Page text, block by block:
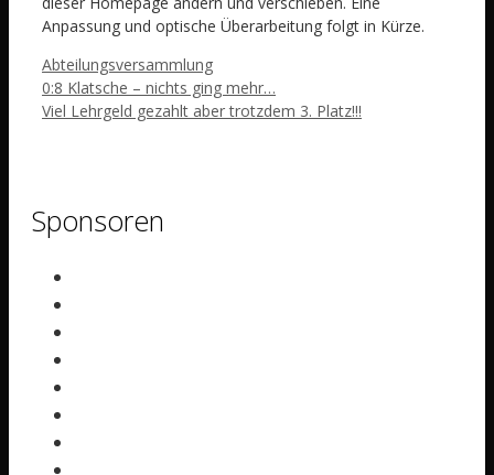
Anpassung und optische Überarbeitung folgt in Kürze.
Schlagwörter
Abteilungsversammlung
0:8 Klatsche – nichts ging mehr…
Viel Lehrgeld gezahlt aber trotzdem 3. Platz!!!
Sponsoren